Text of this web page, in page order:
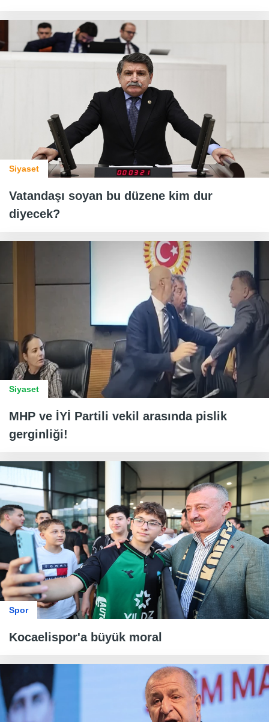
Siyaset
Vatandaşı soyan bu düzene kim dur
diyecek?
Siyaset
MHP ve İYİ Partili vekil arasında pislik
gerginliği!
Spor
Kocaelispor'a büyük moral